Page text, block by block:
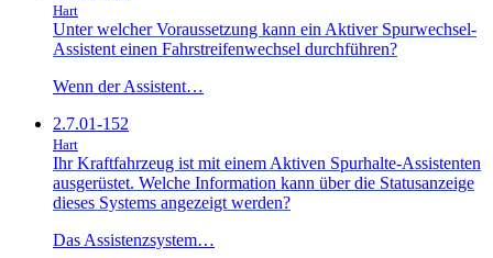
Hart
Unter welcher Voraussetzung kann ein Aktiver Spurwechsel-
Assistent einen Fahrstreifenwechsel durchführen?
Wenn der Assistent…
2.7.01-152
Hart
Ihr Kraftfahrzeug ist mit einem Aktiven Spurhalte-Assistenten
ausgerüstet. Welche Information kann über die Statusanzeige
dieses Systems angezeigt werden?
Das Assistenzsystem…